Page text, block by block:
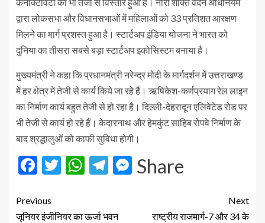
द्वारा लोकसभा और विधानसभाओं में महिलाओं को 33 प्रतिशत आरक्षण
मिलने का मार्ग प्रशस्त हुआ है। स्टार्टअप इंडिया योजना ने भारत को
दुनिया का तीसरा सबसे बड़ा स्टार्टअप इकोसिस्टम बनाया है।
मुख्यमंत्री ने कहा कि प्रधानमंत्री नरेन्द्र मोदी के मार्गदर्शन में उत्तराखण्ड
में हर क्षेत्र में तेजी से कार्य किये जा रहे हैं। ऋषिकेश-कर्णप्रयाग रेल लाइन
का निर्माण कार्य बहुत तेजी से हो रहा है। दिल्ली-देहरादून एलिवेटेड रोड पर
भी तेजी से कार्य हो रहे हैं। केदारनाथ और हेमकुंट साहिब रोपवे निर्माण के
बाद श्रद्धालुओं को काफी सुविधा होगी।
Facebook
Twitter
WhatsApp
Telegram
Messenger
Share
Previous
जूनियर इंजीनियर का ऊर्जा भवन
Next
राष्ट्रीय राजमार्ग-7 और 34 के